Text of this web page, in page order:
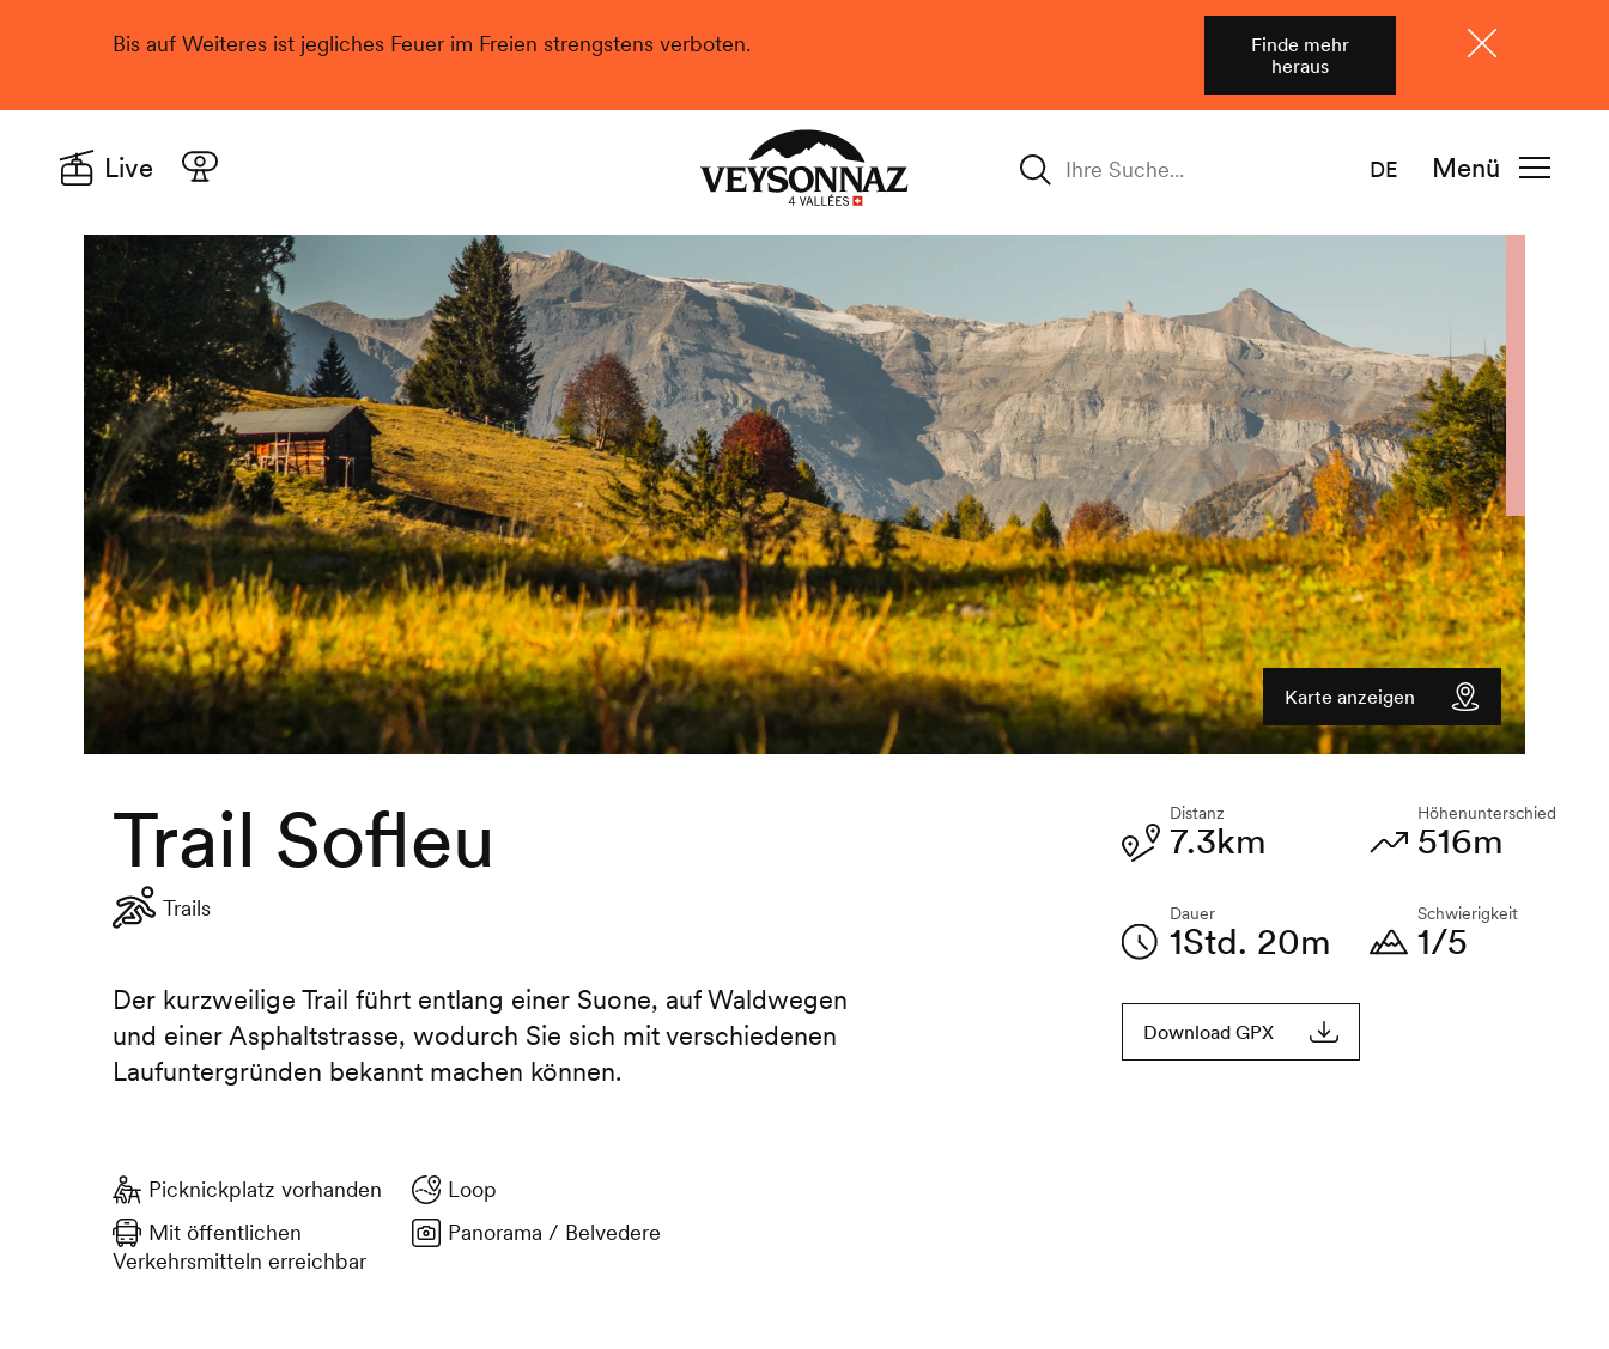
Bis auf Weiteres ist jegliches Feuer im Freien strengstens verboten.
Finde mehr
heraus
Veysonnaz
Menü
Live
Karte anzeigen
Trail Sofleu
Trails
Der kurzweilige Trail führt entlang einer Suone, auf Waldwegen
und einer Asphaltstrasse, wodurch Sie sich mit verschiedenen
Laufuntergründen bekannt machen können.
Distanz
7.3km
Dauer
1Std. 20m
Höhenunterschied
516m
Schwierigkeit
1/5
Download GPX
Picknickplatz vorhanden
Mit öffentlichen
Verkehrsmitteln erreichbar
Loop
Panorama / Belvedere